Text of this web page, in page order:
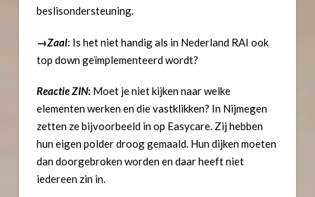
beslisondersteuning.
→Zaal: Is het niet handig als in Nederland RAI ook
top down geïmplementeerd wordt?
Reactie ZIN: Moet je niet kijken naar welke
elementen werken en die vastklikken? In Nijmegen
zetten ze bijvoorbeeld in op Easycare. Zij hebben
hun eigen polder droog gemaald. Hun dijken moeten
dan doorgebroken worden en daar heeft niet
iedereen zin in.